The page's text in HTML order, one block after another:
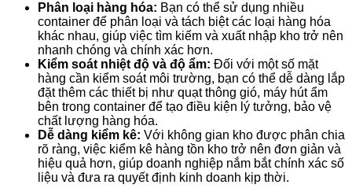
Phân loại hàng hóa: Bạn có thể sử dụng nhiều
container để phân loại và tách biệt các loại hàng hóa
khác nhau, giúp việc tìm kiếm và xuất nhập kho trở nên
nhanh chóng và chính xác hơn.
Kiểm soát nhiệt độ và độ ẩm: Đối với một số mặt
hàng cần kiểm soát môi trường, bạn có thể dễ dàng lắp
đặt thêm các thiết bị như quạt thông gió, máy hút ẩm
bên trong container để tạo điều kiện lý tưởng, bảo vệ
chất lượng hàng hóa.
Dễ dàng kiểm kê: Với không gian kho được phân chia
rõ ràng, việc kiểm kê hàng tồn kho trở nên đơn giản và
hiệu quả hơn, giúp doanh nghiệp nắm bắt chính xác số
liệu và đưa ra quyết định kinh doanh kịp thời.